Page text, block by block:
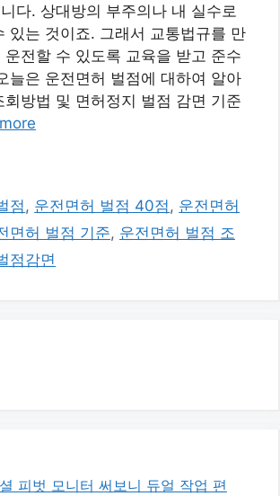
다. 상대방의 부주의나 내 실수로
있는 것이죠. 그래서 교통법규를 만
운전할 수 있도록 교육을 받고 준수
늘은 운전면허 벌점에 대하여 알아
회방법 및 면허정지 벌점 감면 기준
점 , 운전면허 벌점 40점 , 운전면허
면허 벌점 기준, 운전면허 벌점 조
점감면
피벗 모니터 써보니 듀얼 작업 편